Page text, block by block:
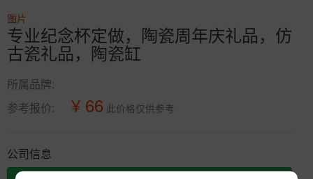
图片
专业纪念杯定做，陶瓷周年庆礼品，仿
古瓷礼品，陶瓷缸
所属品牌:
参考报价:
¥ 66 此价格仅供参考
公司信息